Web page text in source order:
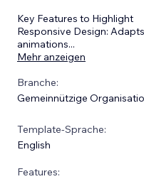
Key Features to Highlight
Responsive Design:
animations...
Mehr anzeigen
Branche:
Gemeinnützige
Template-Sprache:
English
Features: